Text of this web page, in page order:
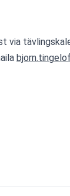
via